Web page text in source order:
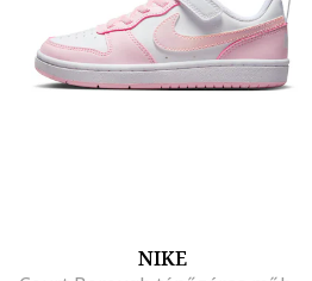
NIKE